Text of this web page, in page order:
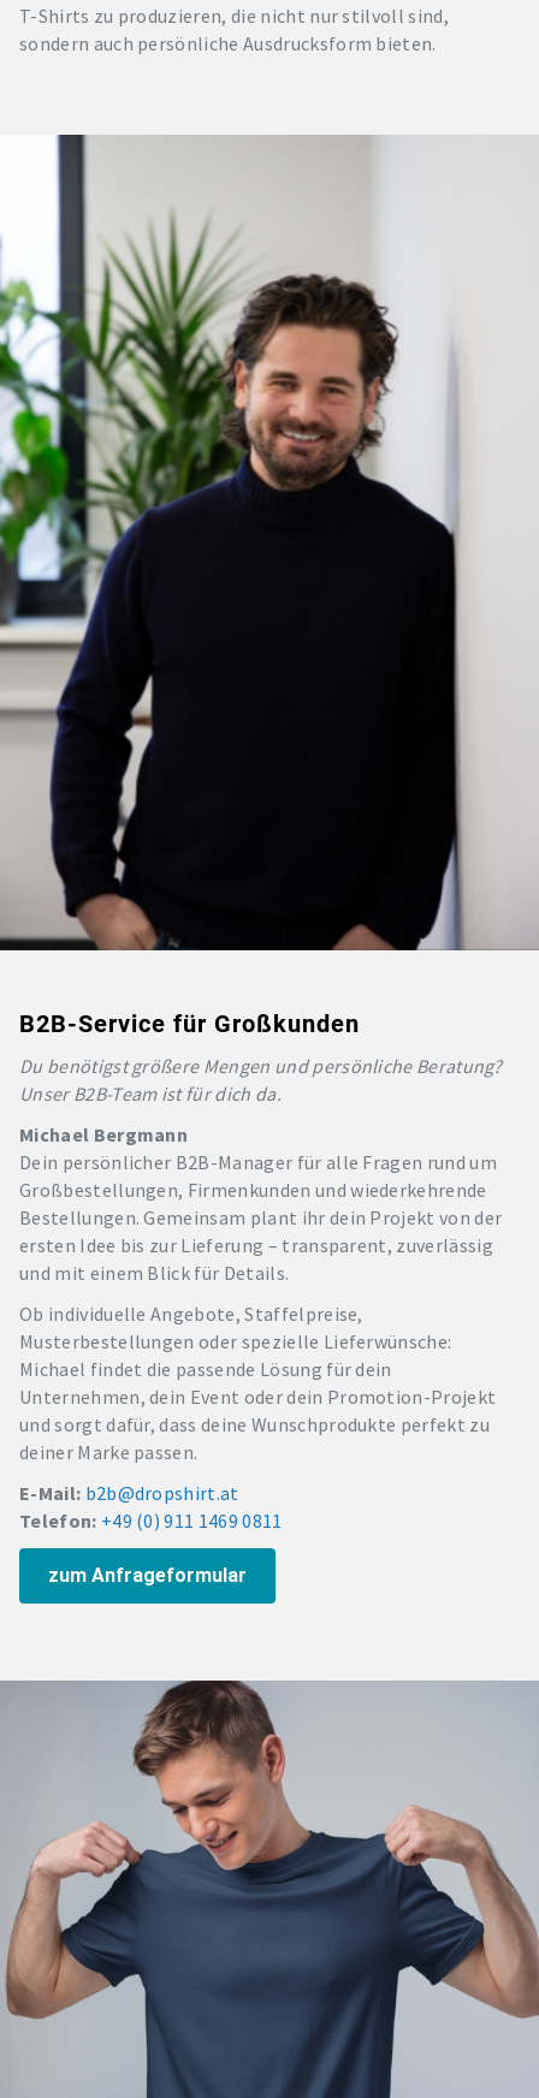
T-Shirts zu produzieren, die nicht nur stilvoll sind,
sondern auch persönliche Ausdrucksform bieten.
B2B-Service für Großkunden
Du benötigst größere Mengen und persönliche Beratung?
Unser B2B-Team ist für dich da.
Michael Bergmann
Dein persönlicher B2B-Manager für alle Fragen rund um
Großbestellungen, Firmenkunden und wiederkehrende
Bestellungen. Gemeinsam plant ihr dein Projekt von der
ersten Idee bis zur Lieferung – transparent, zuverlässig
und mit einem Blick für Details.
Ob individuelle Angebote, Staffelpreise,
Musterbestellungen oder spezielle Lieferwünsche:
Michael findet die passende Lösung für dein
Unternehmen, dein Event oder dein Promotion-Projekt
und sorgt dafür, dass deine Wunschprodukte perfekt zu
deiner Marke passen.
E-Mail: b2b@dropshirt.at
Telefon: +49 (0) 911 1469 0811
zum Anfrageformular